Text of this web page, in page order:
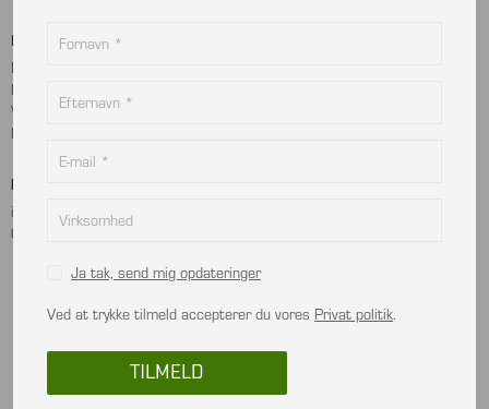
Betalingskort
MobilePay
Dankort
Visa
Mastercard
Kontakt
info@viptec.dk
CVR: 27527213
Ja tak, send mig opdateringer
Ved at trykke tilmeld accepterer du vores Privat politik.
TILMELD